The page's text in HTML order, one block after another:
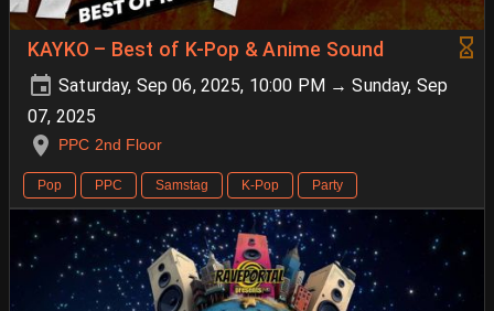
KAYKO – Best of K-Pop & Anime Sound
Saturday, Sep 06, 2025, 10:00 PM → Sunday, Sep
07, 2025
PPC 2nd Floor
Pop PPC Samstag K-Pop Party